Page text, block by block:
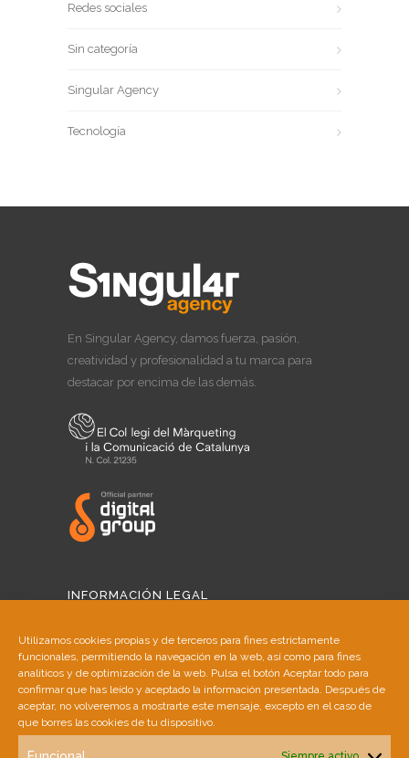
Utilizamos cookies propias y de terceros para fines estrictamente
funcionales, permitiendo la navegación en la web, así como para fines
analíticos y de optimización de la web. Pulsa el botón Aceptar todo para
confirmar que has leído y aceptado la información presentada. Después de
aceptar, no volveremos a mostrarte este mensaje, excepto en el caso de
que borres las cookies de tu dispositivo.
Redes sociales
Sin categoría
Singular Agency
Tecnología
En Singular Agency, damos fuerza, pasión,
creatividad y profesionalidad a tu marca para
destacar por encima de las demás.
INFORMACIÓN LEGAL
Política de Cookies
Política de Privacidad